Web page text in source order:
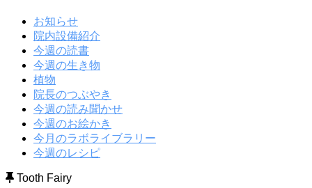
お知らせ
院内設備紹介
今週の読書
今週の生き物
植物
院長のつぶやき
今週の読み聞かせ
今週のお絵かき
今月のラボライブラリー
今週のレシピ
Tooth Fairy